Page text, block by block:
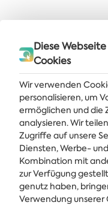
Holen Sie sich die
Diese
Cookies
Wir verwenden
personalisieren, um
ermöglichen und die
analysieren. Wir
Zugriffe auf unsere
Diensten, Werbe-
Kombination mit
zur Verfügung
genutz haben,
Verwendung unserer